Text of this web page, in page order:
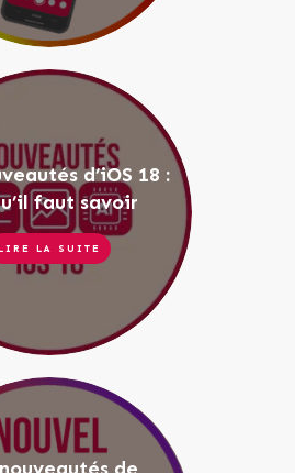
d’iOS 18 :
faut savoir
LA SUITE